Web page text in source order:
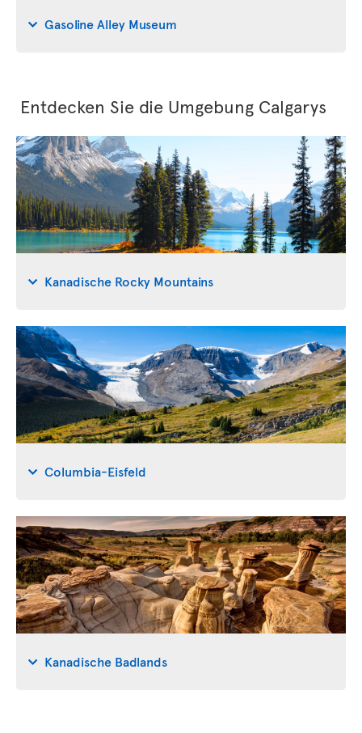
Gasoline Alley Museum
Entdecken Sie die Umgebung Calgarys
Kanadische Rocky Mountains
Columbia-Eisfeld
Kanadische Badlands